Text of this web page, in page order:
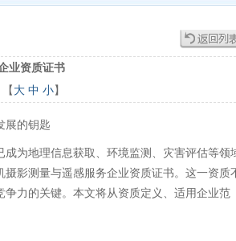
业资质证书
大 中 小】
展的钥匙
为地理信息获取、环境监测、灾害评估等领
影测量与遥感服务企业资质证书。这一资质
力的关键。本文将从资质定义、适用企业范